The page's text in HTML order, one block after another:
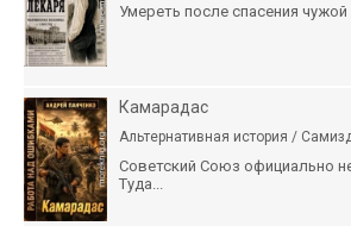
Умереть после спасения чужой
Камарадас
Альтернативная история /
Советский Союз официально
Туда...